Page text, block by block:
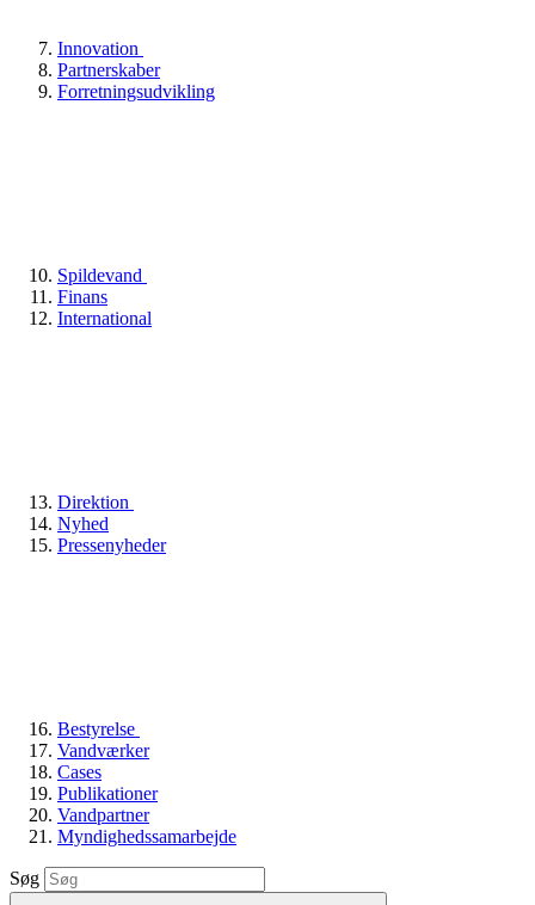
Innovation
Partnerskaber
Forretningsudvikling
Spildevand
Finans
International
Direktion
Nyhed
Pressenyheder
Bestyrelse
Vandværker
Cases
Publikationer
Vandpartner
Myndighedssamarbejde
Søg